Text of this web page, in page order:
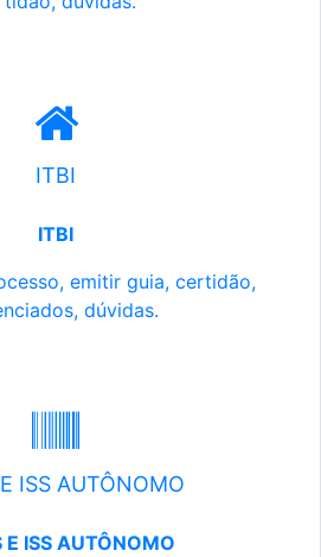
ITBI
ITBI
emitir guia, certidão,
dúvidas.
ISS AUTÔNOMO
E ISS AUTÔNOMO